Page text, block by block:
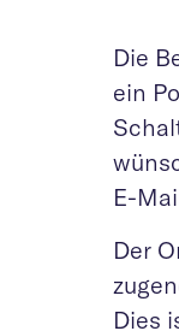
Die
ein
E-
Der
Dies